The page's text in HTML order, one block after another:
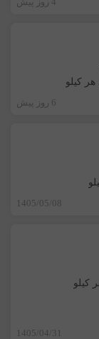
6 روز پیش
1405/05/08
1405/04/31